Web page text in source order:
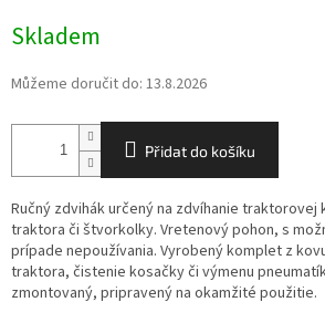
cena:
Skladem
Můžeme doručit do: 13.8.2026
Přidat do košíku
Ručný zdvihák určený na zdvíhanie traktorovej
traktora či štvorkolky. Vretenový pohon, s
prípade nepoužívania. Vyrobený komplet z
traktora, čistenie kosačky či výmenu
zmontovaný, pripravený na okamžité použitie.